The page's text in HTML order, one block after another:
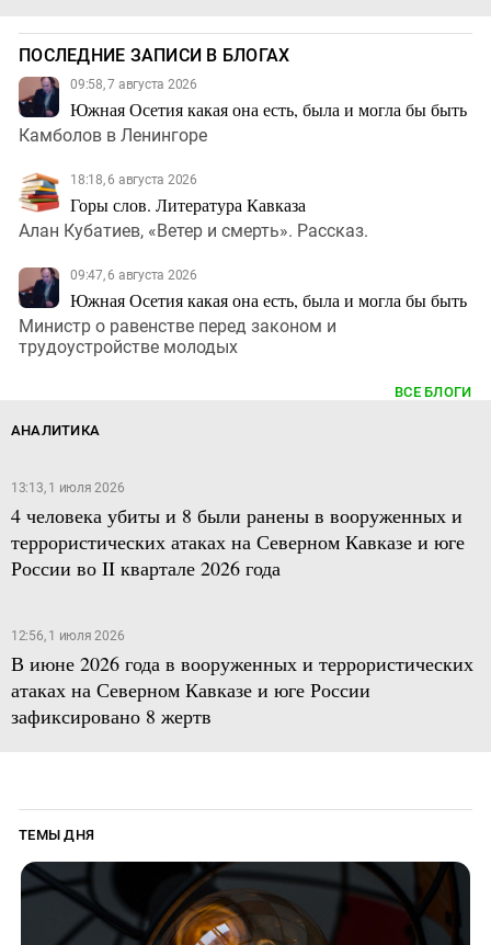
ПОСЛЕДНИЕ ЗАПИСИ В БЛОГАХ
09:58, 7 августа 2026
Южная Осетия какая она есть, была и могла бы быть
Камболов в Ленингоре
18:18, 6 августа 2026
Горы слов. Литература Кавказа
Алан Кубатиев, «Ветер и смерть». Рассказ.
09:47, 6 августа 2026
Южная Осетия какая она есть, была и могла бы быть
Министр о равенстве перед законом и
трудоустройстве молодых
ВСЕ БЛОГИ
АНАЛИТИКА
13:13, 1 июля 2026
4 человека убиты и 8 были ранены в вооруженных и
террористических атаках на Северном Кавказе и юге
России во II квартале 2026 года
12:56, 1 июля 2026
В июне 2026 года в вооруженных и террористических
атаках на Северном Кавказе и юге России
зафиксировано 8 жертв
ТЕМЫ ДНЯ